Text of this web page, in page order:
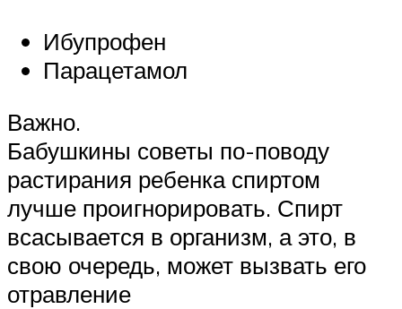
Ибупрофен
Парацетамол
Важно.
Бабушкины советы по-поводу
растирания ребенка спиртом
лучше проигнорировать. Спирт
всасывается в организм, а это, в
свою очередь, может вызвать его
отравление